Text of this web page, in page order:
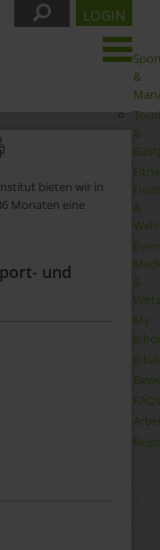
&
&
&
&
My
FAQs
LOGIN
bieten wir in
Monaten eine
und